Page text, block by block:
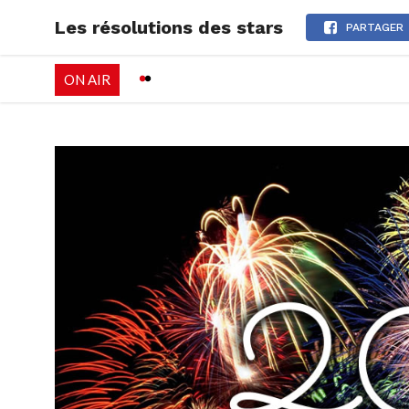
RADIO
Les résolutions des stars PARTAGER
ON AIR